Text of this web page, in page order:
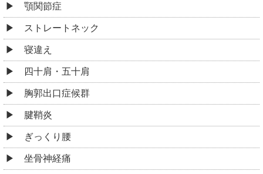
顎関節症
ストレートネック
寝違え
四十肩・五十肩
胸郭出口症候群
腱鞘炎
ぎっくり腰
坐骨神経痛